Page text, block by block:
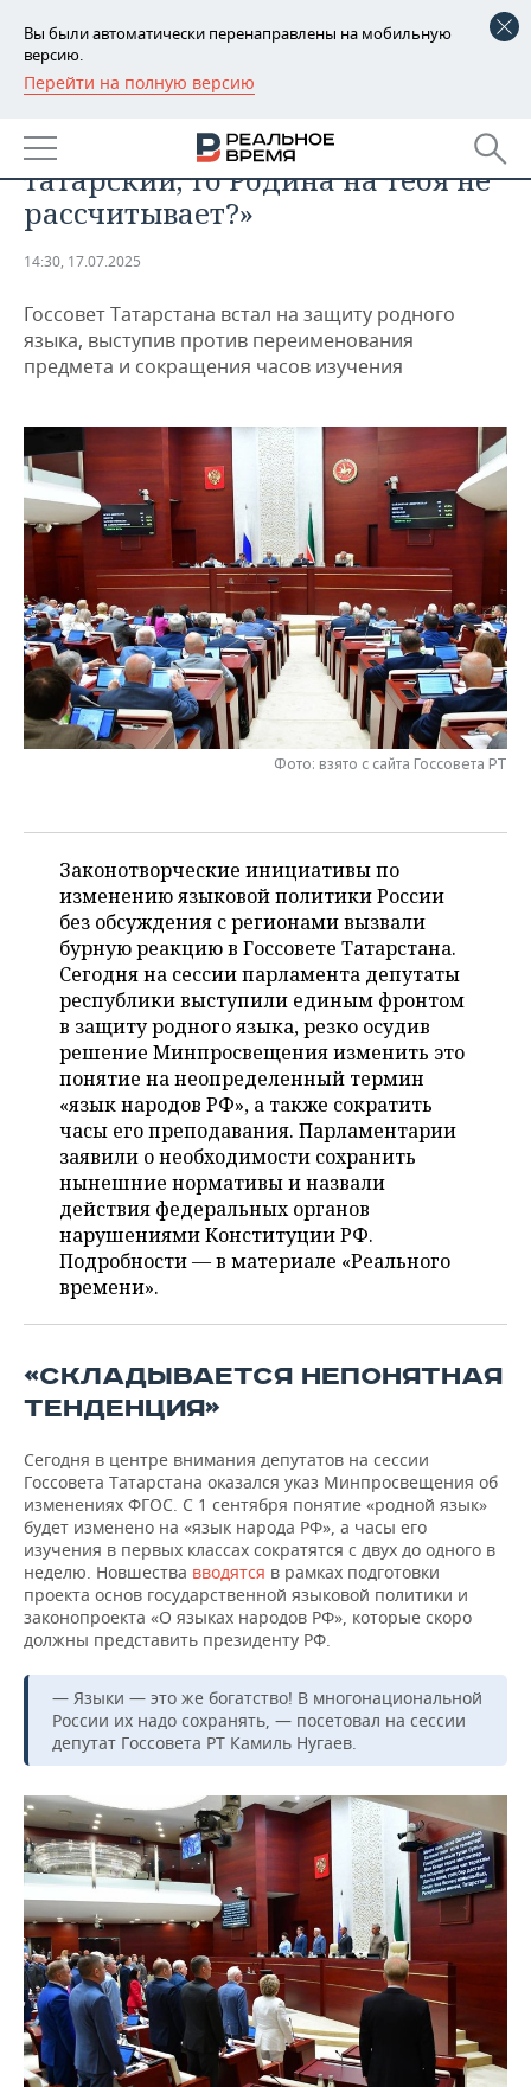
Вы были автоматически перенаправлены на мобильную
версию.
Перейти на полную версию
РЕГИОНЫ
БАШКОРТОСТАН
ТАТАРСТАН
НОВОСТИ
АНАЛИТИКА
ДЕКЛАРАЦИИ О ДОХОДАХ
КОРОЛИ ГОСЗАКАЗА ПФО
КОМУ ПРИНАДЛЕЖАТ
ТОРГОВЫЕ ЦЕНТРЫ
ТАТАРСТАНА
НОВОСТИ ЭКОНОМИКИ
ФИНАНСЫ
БЮДЖЕТ
ИНВЕСТИЦИИ
ПРОМЫШЛЕННОСТЬ
НОВОСТИ
ПРОМЫШЛЕННОСТИ
АГРОПРОМ
МАШИНОСТРОЕНИЕ
НЕФТЕХИМИЯ
НЕФТЬ
ОПК
ЭНЕРГЕТИКА
НЕДВИЖИМОСТЬ
НОВОСТИ АВТО
БИЗНЕС
НОВОСТИ БИЗНЕСА
РОЗНИЧНАЯ ТОРГОВЛЯ
ТРАНСПОРТ
УСЛУГИ
ТЕХНОЛОГИИ
НОВОСТИ ТЕХНОЛОГИЙ
IT
МЕДИА
ТЕЛЕКОММУНИКАЦИИ
МЕРОПРИЯТИЯ
НОВОСТИ МЕРОПРИЯТИЙ
ВЫЕЗДНАЯ РЕДАКЦИЯ
БИЗНЕС-БРАНЧИ
СПОРТ
НОВОСТИ СПОРТА
ФУТБОЛ
ВОЛЕЙБОЛ
КИБЕРСПОРТ
ФИГУРНОЕ КАТАНИЕ
ВОДНЫЕ ВИДЫ СПОРТА
ХОККЕЙ С МЯЧОМ
ОБЩЕСТВО
НОВОСТИ ОБЩЕСТВА
ИСТОРИЯ
КУЛЬТУРА
МЕДИЦИНА
ОБРАЗОВАНИЕ
ПРОИСШЕСТВИЯ
ФОТОГАЛЕРЕЯ
СПИСОК ПЕРСОН
СПИСОК КОМПАНИЙ
ПОЛНАЯ ВЕРСИЯ
«Если у тебя родной язык —
татарский, то Родина на тебя не
рассчитывает?»
14:30, 17.07.2025
Госсовет Татарстана встал на защиту родного
языка, выступив против переименования
предмета и сокращения часов изучения
Фото: взято с сайта Госсовета РТ
Законотворческие инициативы по
изменению языковой политики России
без обсуждения с регионами вызвали
бурную реакцию в Госсовете Татарстана.
Сегодня на сессии парламента депутаты
республики выступили единым фронтом
в защиту родного языка, резко осудив
решение Минпросвещения изменить это
понятие на неопределенный термин
«язык народов РФ», а также сократить
часы его преподавания. Парламентарии
заявили о необходимости сохранить
нынешние нормативы и назвали
действия федеральных органов
нарушениями Конституции РФ.
Подробности — в материале «Реального
времени».
«СКЛАДЫВАЕТСЯ НЕПОНЯТНАЯ
ТЕНДЕНЦИЯ»
Сегодня в центре внимания депутатов на сессии
Госсовета Татарстана оказался указ Минпросвещения об
изменениях ФГОС. С 1 сентября понятие «родной язык»
будет изменено на «язык народа РФ», а часы его
изучения в первых классах сократятся с двух до одного в
неделю. Новшества вводятся в рамках подготовки
проекта основ государственной языковой политики и
законопроекта «О языках народов РФ», которые скоро
должны представить президенту РФ.
— Языки — это же богатство! В многонациональной
России их надо сохранять, — посетовал на сессии
депутат Госсовета РТ Камиль Нугаев.